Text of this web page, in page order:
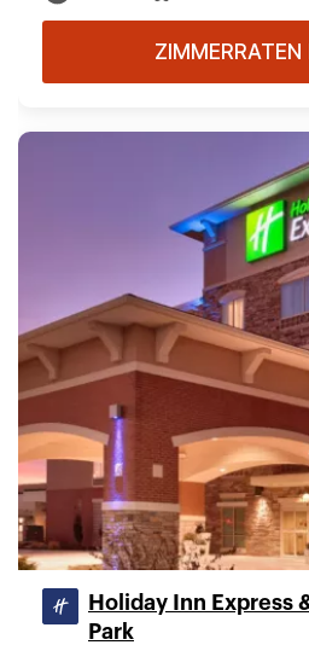
ZIMMERRATEN
Holiday Inn Express
Park